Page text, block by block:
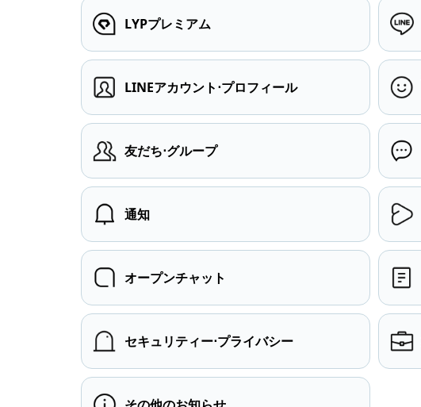
LYPプレミアム
LINEアカウント⋅プロフィール
友だち⋅グループ
通知
オープンチャット
セキュリティー⋅プライバシー